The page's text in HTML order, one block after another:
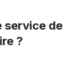
service de
?